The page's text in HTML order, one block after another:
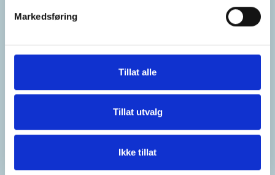
Markedsføring
Tillat alle
Tillat utvalg
Ikke tillat